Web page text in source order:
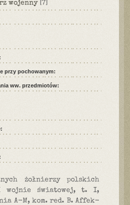
wojenny [7]
przy pochowanym:
ww. przedmiotów:
żołnierzy polskich
wojnie światowej, t. I,
A-M, kom. red. B. Affek-